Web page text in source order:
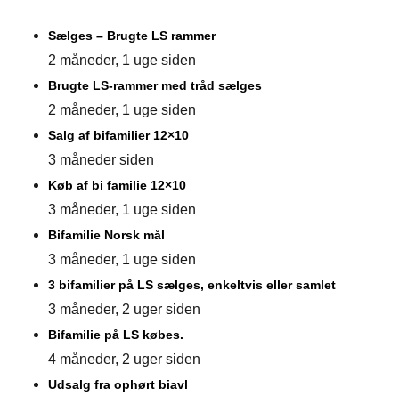
Sælges – Brugte LS rammer
2 måneder, 1 uge siden
Brugte LS-rammer med tråd sælges
2 måneder, 1 uge siden
Salg af bifamilier 12×10
3 måneder siden
Køb af bi familie 12×10
3 måneder, 1 uge siden
Bifamilie Norsk mål
3 måneder, 1 uge siden
3 bifamilier på LS sælges, enkeltvis eller samlet
3 måneder, 2 uger siden
Bifamilie på LS købes.
4 måneder, 2 uger siden
Udsalg fra ophørt biavl